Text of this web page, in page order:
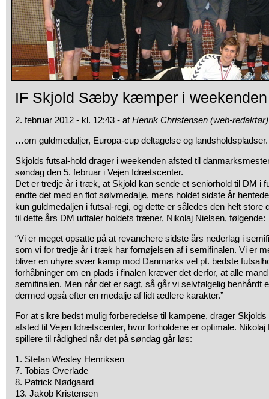
IF Skjold Sæby kæmper i
2. februar 2012 - kl. 12:43 - afHenrik Christensen (web-redaktør)
…om guldmedaljer, Europa-cup deltagelse og landsholdspladser.
Skjolds futsal-hold drager i weekenden afsted til
søndag den 5. februar i Vejen Idrætscenter.
Det er tredje år i træk, at Skjold kan sende et seniorhold til DM i
endte det med en flot sølvmedalje, mens holdet sidste år
kun guldmedaljen i futsal-regi, og dette er således den helt store
til dette års DM udtaler holdets træner, Nikolaj Nielsen, følgende:
“Vi er meget opsatte på at revanchere sidste års nederlag i
som vi for tredje år i træk har fornøjelsen af i semifinalen. Vi er
bliver en uhyre svær kamp mod Danmarks vel pt. bedste
forhåbninger om en plads i finalen kræver det derfor, at alle
semifinalen. Men når det er sagt, så går vi selvfølgelig benhårdt
dermed også efter en medalje af lidt ædlere karakter.”
For at sikre bedst mulig forberedelse til kampene, drager
afsted til Vejen Idrætscenter, hvor forholdene er optimale. Nikolaj
spillere til rådighed når det på søndag går løs:
1. Stefan Wesley Henriksen
7. Tobias Overlade
8. Patrick Nødgaard
13. Jakob Kristensen